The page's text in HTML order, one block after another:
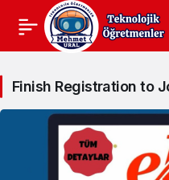
to
Join
Finish Registration to